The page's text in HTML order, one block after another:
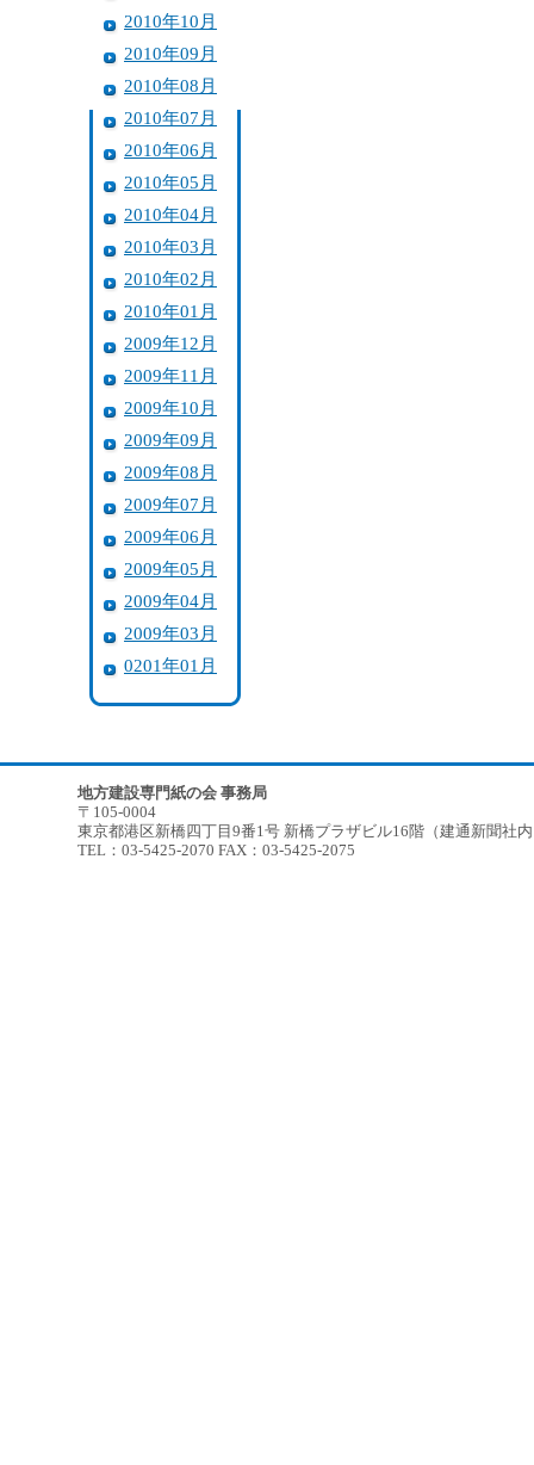
2010年10月
2010年09月
2010年08月
2010年07月
2010年06月
2010年05月
2010年04月
2010年03月
2010年02月
2010年01月
2009年12月
2009年11月
2009年10月
2009年09月
2009年08月
2009年07月
2009年06月
2009年05月
2009年04月
2009年03月
0201年01月
地方建設専門紙の会 事務局
〒105-0004
東京都港区新橋四丁目9番1号 新橋プラザビル16階（建通新聞社
TEL：03-5425-2070 FAX：03-5425-2075